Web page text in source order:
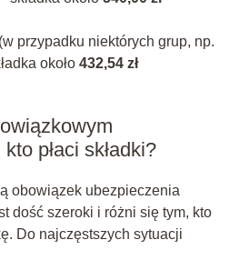
przypadku niektórych grup, np.
około 432,54 zł
płaci składki?
obowiązek ubezpieczenia
dość szeroki i różni się tym, kto
Do najczęstszych sytuacji